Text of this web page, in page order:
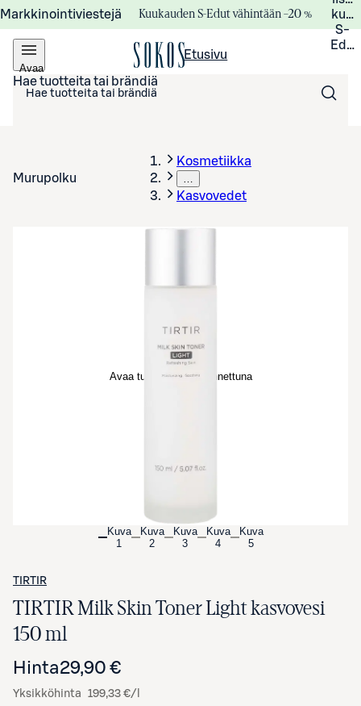
Markkinointiviestejä Kuukauden S-Edut vähintään –20 %
S-
Avaa
valikko
Etusivu
Hae tuotteita tai brändiä
Murupolku
Kosmetiikka
…
Kasvovedet
Avaa tuotekuva suurennettuna
Kuva
1
Kuva
2
Kuva
3
Kuva
4
Kuva
5
TIRTIR
TIRTIR Milk Skin Toner Light kasvovesi
150 ml
Hinta29,90 €
Yksikköhinta 199,33 €/l